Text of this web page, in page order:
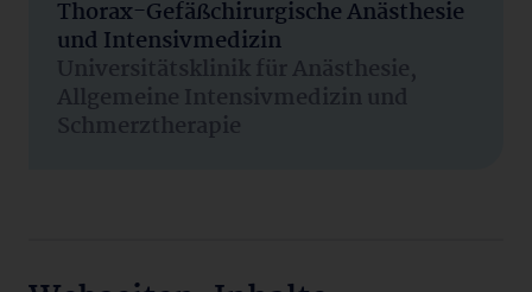
Thorax-Gefäßchirurgische Anästhesie
und Intensivmedizin
Universitätsklinik für Anästhesie,
Allgemeine Intensivmedizin und
Schmerztherapie